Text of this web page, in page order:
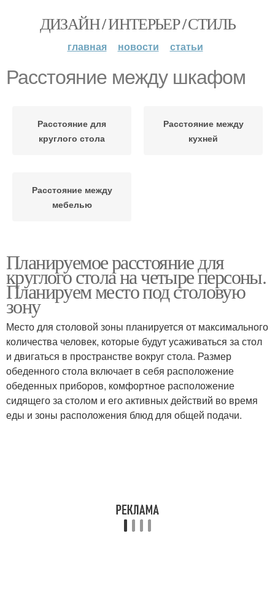
ДИЗАЙН / ИНТЕРЬЕР / СТИЛЬ
главная новости статьи
Расстояние между шкафом
Расстояние для
круглого стола
Расстояние между
кухней
Расстояние между
мебелью
Планируемое расстояние для
круглого стола на четыре персоны.
Планируем место под столовую
зону
Место для столовой зоны планируется от максимального
количества человек, которые будут усаживаться за стол
и двигаться в пространстве вокруг стола. Размер
обеденного стола включает в себя расположение
обеденных приборов, комфортное расположение
сидящего за столом и его активных действий во время
еды и зоны расположения блюд для общей подачи.